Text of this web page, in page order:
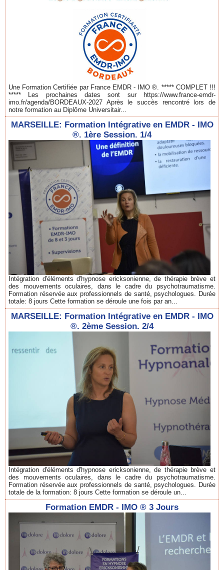
Une Formation Certifiée par France EMDR - IMO ®. ***** COMPLET !!!
***** Les prochaines dates sont sur https://www.france-emdr-
imo.fr/agenda/BORDEAUX-2027 Après le succès rencontré lors de
notre formation au Diplôme Universitair...
MARSEILLE: Formation Intégrative en EMDR - IMO
®. 1ère Session. 1/4
Intégration d'éléments d'hypnose ericksonienne, de thérapie brève et
des mouvements oculaires, dans le cadre du psychotraumatisme.
Formation réservée aux professionnels de santé, psychologues. Durée
totale: 8 jours Cette formation se déroule une fois par an...
MARSEILLE: Formation Intégrative en EMDR - IMO
®. 2ème Session. 2/4
Intégration d'éléments d'hypnose ericksonienne, de thérapie brève et
des mouvements oculaires, dans le cadre du psychotraumatisme.
Formation réservée aux professionnels de santé, psychologues. Durée
totale de la formation: 8 jours Cette formation se déroule un...
Formation EMDR - IMO ® 3 Jours